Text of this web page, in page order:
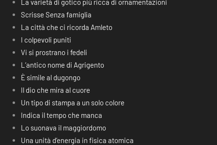
La varietà di gotico più ricca di ornamentazioni
Scrisse Senza famiglia
La città che ci ricorda Amleto
I colpevoli puniti
Vi si prostrano i fedeli
L’antico nome di Agrigento
È simile al dugongo
Il dio che mira al cuore
Un tipo di stampa a un solo colore
Indica il tempo che manca
Lo suonava il maggiordomo
Una unità d’energia in fisica atomica